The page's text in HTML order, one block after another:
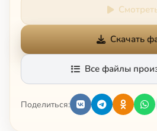
Скачать
Все файлы
Поделиться: